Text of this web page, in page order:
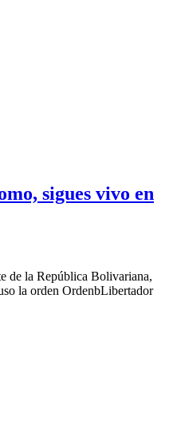
sigues vivo en
de la República Bolivariana,
la orden OrdenbLibertador